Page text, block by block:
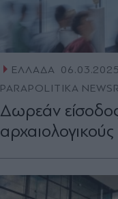
ΕΛΛΑΔΑ
PARAPOLITIKA
Δωρεάν